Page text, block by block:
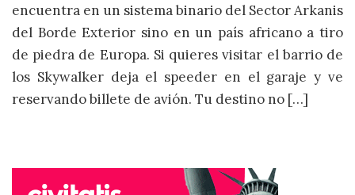
encuentra en un sistema binario del Sector Arkanis
del Borde Exterior sino en un país africano a tiro
de piedra de Europa. Si quieres visitar el barrio de
los Skywalker deja el speeder en el garaje y ve
reservando billete de avión. Tu destino no […]